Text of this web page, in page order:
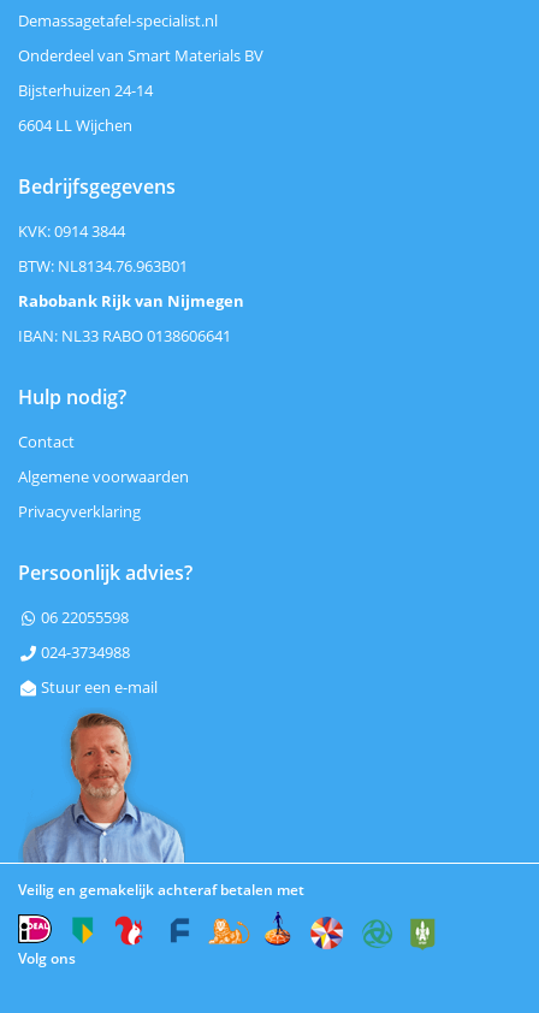
Demassagetafel-specialist.nl
Onderdeel van Smart Materials BV
Bijsterhuizen 24-14
6604 LL Wijchen
Bedrijfsgegevens
KVK: 0914 3844
BTW: NL8134.76.963B01
Rabobank Rijk van Nijmegen
IBAN: NL33 RABO 0138606641
Hulp nodig?
Contact
Algemene voorwaarden
Privacyverklaring
Persoonlijk advies?
 06 22055598
 024-3734988
 Stuur een e-mail
Veilig en gemakelijk achteraf betalen met
Volg ons